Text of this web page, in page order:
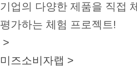
기업의 다양한 제품을 직접
평가하는 체험 프로젝트!
>
미즈소비자랩 >